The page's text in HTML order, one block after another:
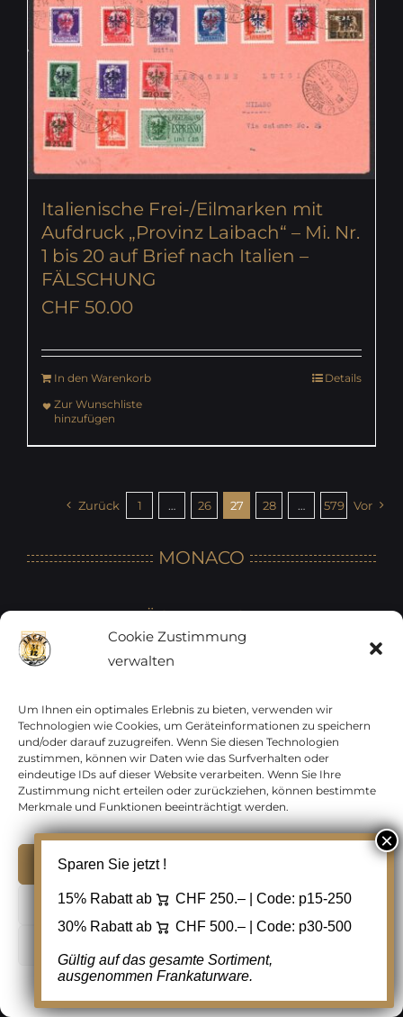
Cookie Zustimmung
verwalten
Um Ihnen ein optimales Erlebnis zu bieten, verwenden wir
Technologien wie Cookies, um Geräteinformationen zu speichern
und/oder darauf zuzugreifen. Wenn Sie diesen Technologien
zustimmen, können wir Daten wie das Surfverhalten oder
eindeutige IDs auf dieser Website verarbeiten. Wenn Sie Ihre
Zustimmung nicht erteilen oder zurückziehen, können bestimmte
Merkmale und Funktionen beeinträchtigt werden.
Ablehnen
Italienische Frei-/Eilmarken mit
Aufdruck „Provinz Laibach“ – Mi. Nr.
1 bis 20 auf Brief nach Italien –
FÄLSCHUNG
CHF 50.00
In den Warenkorb
Details
Zur Wunschliste
hinzufügen
Zurück 1 … 26 27 28 … 579 Vor
MONACO
ÖSTERREICH
Neu erfasste Artikel Österreich
Grenzrayon,ab 1945,bis 1945,Porto,
Postkarten,Stempel,Ansichtskarten,
Lithographien,Postgeschichte,
Zensurbelege,Vorphilatelie,Ausgabe
1850/1854 (Kaisertum),Ausgabe 1858/1859
(Kaisertum)
Ausgabe 1860/1864
(Kaisertum)
Lombardei Venetien
Zeitungsmarken 1851/1856 (Kaisertum)
Zeitungsmarken 1858/1863 (Kaisertum)
Sparen Sie jetzt !
15% Rabatt ab CHF 250.– | Code: p15-250
30% Rabatt ab
CHF 500.– | Code: p30-500
Gültig auf das gesamte Sortiment,
ausgenommen Frankaturware.